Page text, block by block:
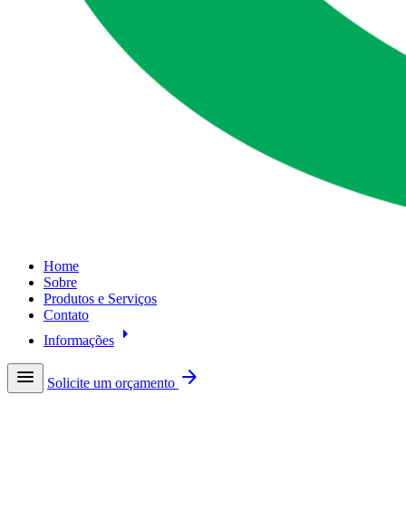
Home
Sobre
Produtos e Serviços
Contato
Informações arrow_right
menu
Solicite um orçamento arrow_forward